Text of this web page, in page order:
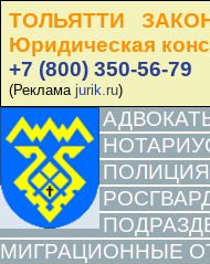
ТОЛЬЯТТИ
Юридическая
+7 (800) 350-56-79
(Реклама jurik.ru)
ПОЛИЦИЯ
МИГРАЦИОННЫЕ